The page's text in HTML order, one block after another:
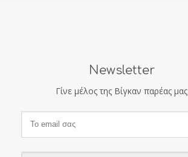
Newsletter
Γίνε μέλος της Βίγκαν παρέας μας